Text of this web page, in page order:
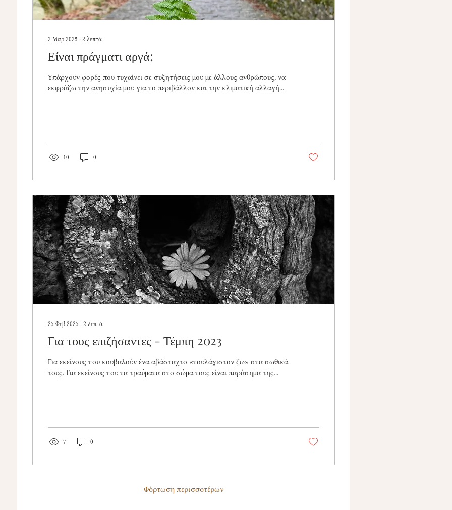
2 Μαρ 2025 ∙ 2 λεπτά
Είναι πράγματι αργά;
Υπάρχουν φορές που τυχαίνει σε συζητήσεις μου με άλλους ανθρώπους, να
εκφράζω την ανησυχία μου για το περιβάλλον και την κλιματική αλλαγή...
10 0
25 Φεβ 2025 ∙ 2 λεπτά
Για τους επιζήσαντες - Τέμπη 2023
Για εκείνους που κουβαλούν ένα αβάσταχτο «τουλάχιστον ζω» στα σωθικά
τους. Για εκείνους που τα τραύματα στο σώμα τους είναι παράσημα της...
7 0
Φόρτωση περισσοτέρων